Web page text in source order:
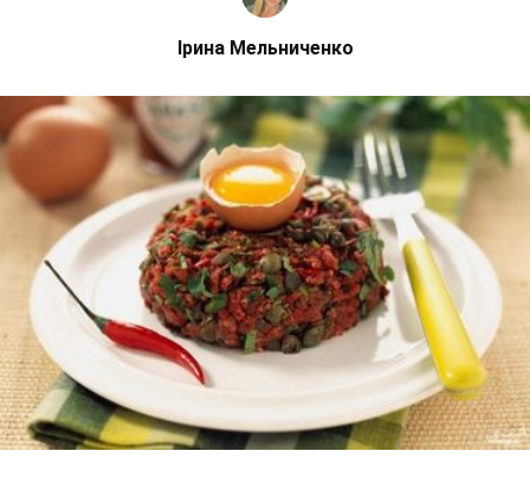
Ірина Мельниченко